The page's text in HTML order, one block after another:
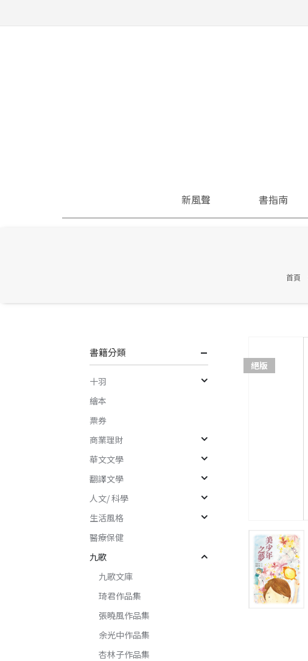
新風聲 書指南
首頁
絕版
書籍分類
十羽
繪本
票券
商業理財
華文文學
翻譯文學
人文/ 科學
生活風格
醫療保健
九歌
九歌文庫
琦君作品集
張曉風作品集
余光中作品集
杏林子作品集